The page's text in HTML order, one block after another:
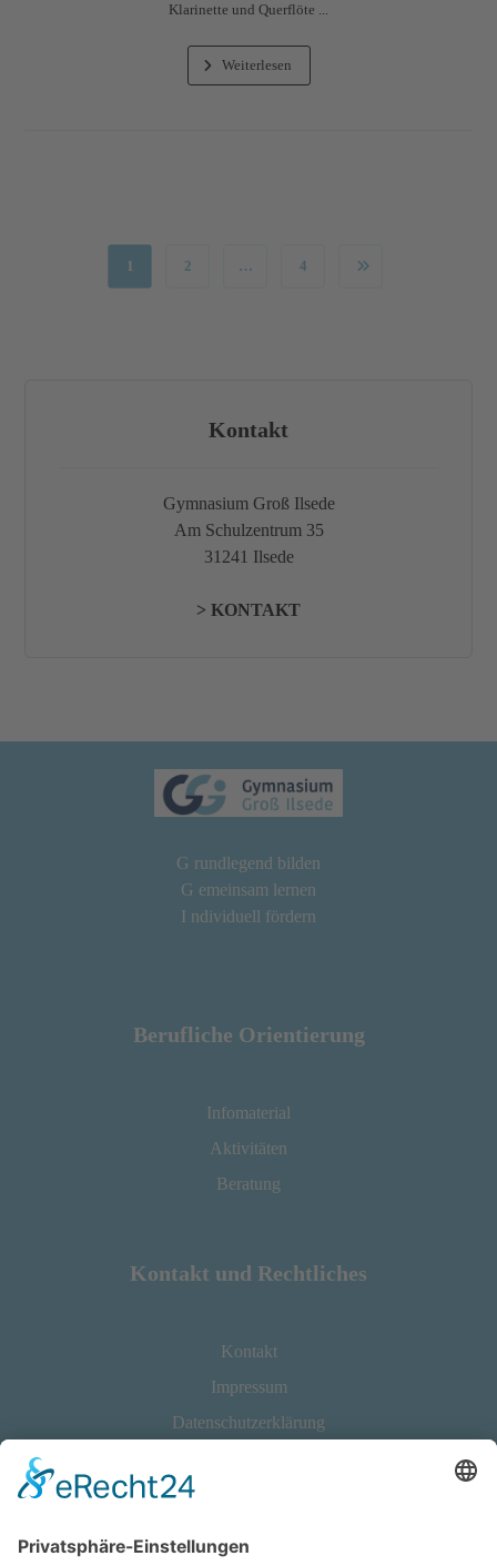
Klarinette und Querflöte ...
Weiterlesen
1 2 … 4
Kontakt
Gymnasium Groß Ilsede
Am Schulzentrum 35
31241 Ilsede
> KONTAKT
G rundlegend bilden
G emeinsam lernen
I ndividuell fördern
Berufliche Orientierung
Infomaterial
Aktivitäten
Beratung
Kontakt und Rechtliches
Kontakt
Impressum
Datenschutzerklärung